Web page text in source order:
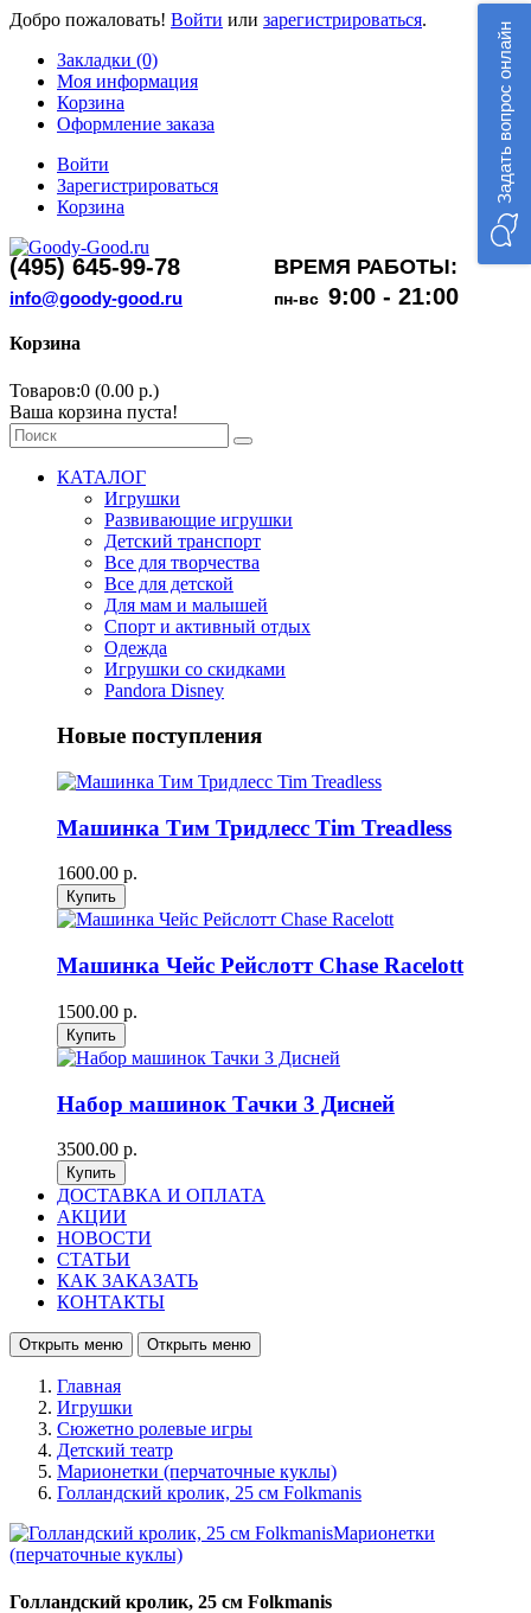
Добро пожаловать! Войти или зарегистрироваться.
Закладки (0)
Моя информация
Корзина
Оформление заказа
Войти
Зарегистрироваться
Корзина
(495) 645-99-78 ВРЕМЯ РАБОТЫ:
info@goody-good.ru пн-вс 9:00 - 21:00
Корзина
Товаров:0 (0.00 р.)
Ваша корзина пуста!
КАТАЛОГ
Игрушки
Развивающие игрушки
Детский транспорт
Все для творчества
Все для детской
Для мам и малышей
Спорт и активный отдых
Одежда
Игрушки со скидками
Pandora Disney
Новые поступления
Машинка Тим Тридлесс Tim Treadless
1600.00 р.
Машинка Чейс Рейслотт Chase Racelott
1500.00 р.
Набор машинок Тачки 3 Дисней
3500.00 р.
ДОСТАВКА И ОПЛАТА
АКЦИИ
НОВОСТИ
СТАТЬИ
КАК ЗАКАЗАТЬ
КОНТАКТЫ
Открыть меню Открыть меню
Главная
Игрушки
Сюжетно ролевые игры
Детский театр
Марионетки (перчаточные куклы)
Голландский кролик, 25 см Folkmanis
Голландский кролик, 25 см Folkmanis
Задать вопрос онлайн